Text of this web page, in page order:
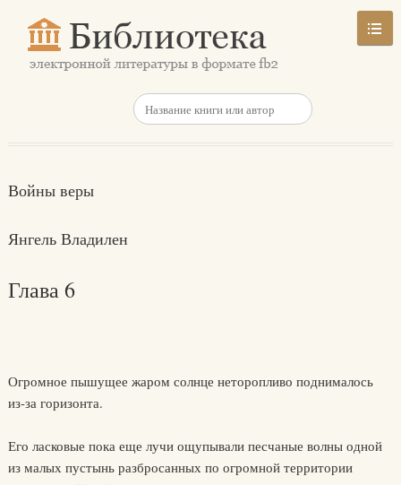
Войны веры
Янгель Владилен
Глава 6
Огромное пышущее жаром солнце неторопливо поднималось
из-за горизонта.
Его ласковые пока еще лучи ощупывали песчаные волны одной
из малых пустынь разбросанных по огромной территории